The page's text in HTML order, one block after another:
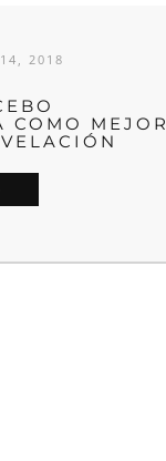
14, 2018
COMO MEJOR